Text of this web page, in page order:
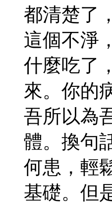
都清楚了
這個不淨
什麼吃了
來。你的
吾所以為
體。換句
何患，輕
基礎。但